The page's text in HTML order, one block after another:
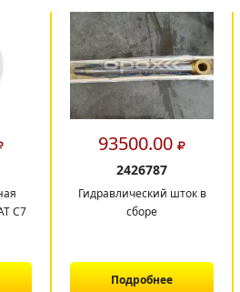
C7
93500.00
2426787
Гидравлический шток в
сборе
Подробнее